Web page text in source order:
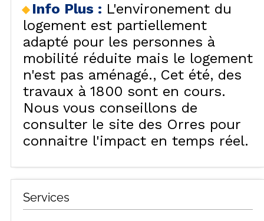
Info Plus : L'environement du
logement est partiellement
adapté pour les personnes à
mobilité réduite mais le logement
n'est pas aménagé.
Cet été, des
travaux à 1800 sont en cours.
Nous vous conseillons de
consulter le site des Orres pour
connaitre l'impact en temps réel.
Services